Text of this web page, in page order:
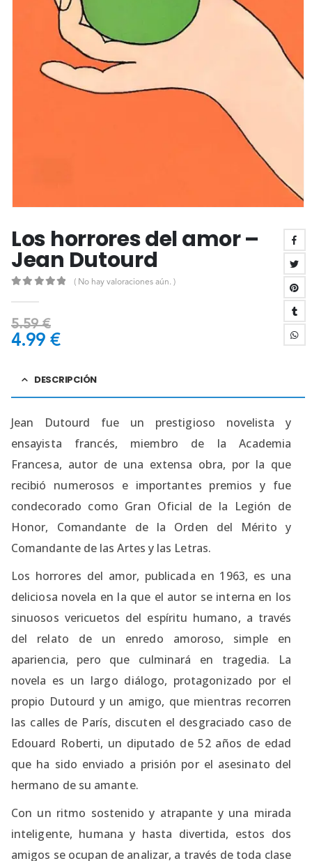
Los horrores del amor –
Jean Dutourd
( No hay valoraciones aún. )
5.59€
4.99 €
DESCRIPCIÓN
Jean Dutourd fue un prestigioso novelista y
ensayista francés, miembro de la Academia
Francesa, autor de una extensa obra, por la que
recibió numerosos e importantes premios y fue
condecorado como Gran Oficial de la Legión de
Honor, Comandante de la Orden del Mérito y
Comandante de las Artes y las Letras.
Los horrores del amor, publicada en 1963, es una
deliciosa novela en la que el autor se interna en los
sinuosos vericuetos del espíritu humano, a través
del relato de un enredo amoroso, simple en
apariencia, pero que culminará en tragedia. La
novela es un largo diálogo, protagonizado por el
propio Dutourd y un amigo, que mientras recorren
las calles de París, discuten el desgraciado caso de
Edouard Roberti, un diputado de 52 años de edad
que ha sido enviado a prisión por el asesinato del
hermano de su amante.
Con un ritmo sostenido y atrapante y una mirada
inteligente, humana y hasta divertida, estos dos
amigos se ocupan de analizar, a través de toda clase